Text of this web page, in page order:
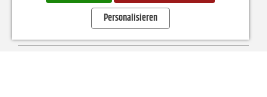
Personalisieren